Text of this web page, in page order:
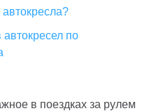
по
в поездках за рулем